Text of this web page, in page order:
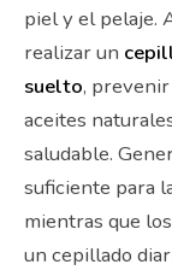
piel y el pelaje.
realizar un
suelto,
aceites
saludable.
suficiente para
mientras que
un cepillado